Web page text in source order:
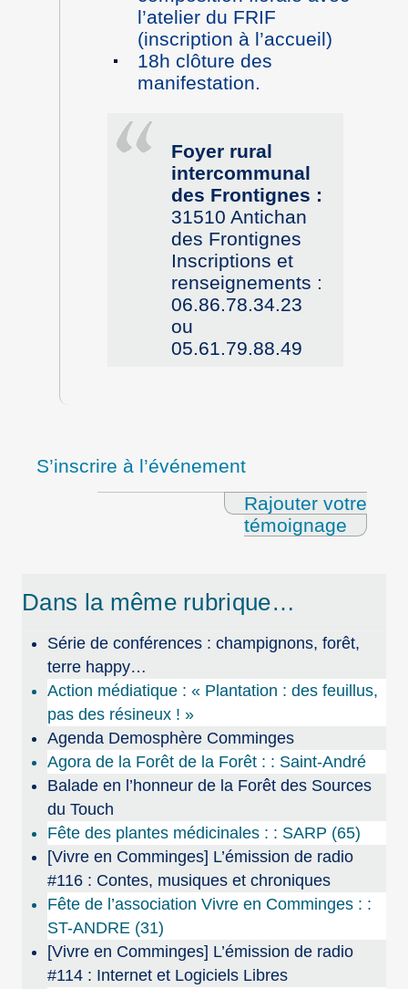
l’atelier du FRIF
(inscription à l’accueil)
18h clôture des
manifestation.
Foyer rural
intercommunal
des Frontignes :
31510 Antichan
des Frontignes
Inscriptions et
renseignements :
06.86.78.34.23
ou
05.61.79.88.49
S’inscrire à l’événement
Rajouter votre
témoignage
Dans la même rubrique…
Série de conférences : champignons, forêt,
terre happy…
Action médiatique : « Plantation : des feuillus,
pas des résineux ! »
Agenda Demosphère Comminges
Agora de la Forêt de la Forêt : : Saint-André
Balade en l’honneur de la Forêt des Sources
du Touch
Fête des plantes médicinales : : SARP (65)
[Vivre en Comminges] L’émission de radio
#116 : Contes, musiques et chroniques
Fête de l’association Vivre en Comminges : :
ST-ANDRE (31)
[Vivre en Comminges] L’émission de radio
#114 : Internet et Logiciels Libres